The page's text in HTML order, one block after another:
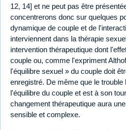
12, 14] et ne peut pas être
concentrerons donc sur quelques
dynamique de couple et de
interviennent dans la thérapie
intervention thérapeutique dont
couple ou, comme l'expriment
l'équilibre sexuel » du couple doit
enregistré. De même que le
l'équilibre du couple et est à son
changement thérapeutique aura
sensible et complexe.